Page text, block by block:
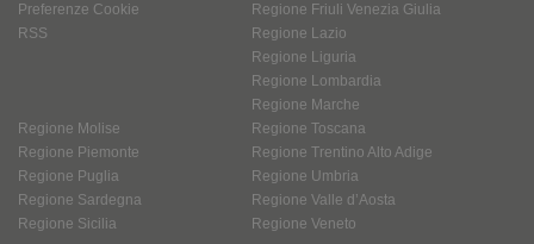
Preferenze Cookie
RSS
Regione Friuli Venezia Giulia
Regione Lazio
Regione Liguria
Regione Lombardia
Regione Marche
Regione Molise
Regione Piemonte
Regione Puglia
Regione Sardegna
Regione Sicilia
Regione Toscana
Regione Trentino Alto Adige
Regione Umbria
Regione Valle d’Aosta
Regione Veneto